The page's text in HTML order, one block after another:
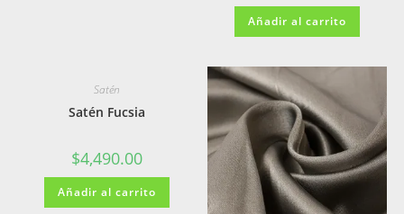
Añadir al carrito
Satén
Satén Fucsia
$4,490.00
Añadir al carrito